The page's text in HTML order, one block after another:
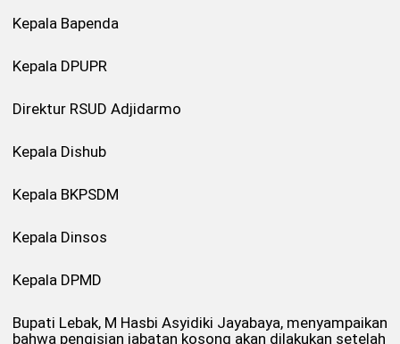
Kepala Bapenda
Kepala DPUPR
Direktur RSUD Adjidarmo
Kepala Dishub
Kepala BKPSDM
Kepala Dinsos
Kepala DPMD
Bupati Lebak, M Hasbi Asyidiki Jayabaya, menyampaikan
bahwa pengisian jabatan kosong akan dilakukan setelah